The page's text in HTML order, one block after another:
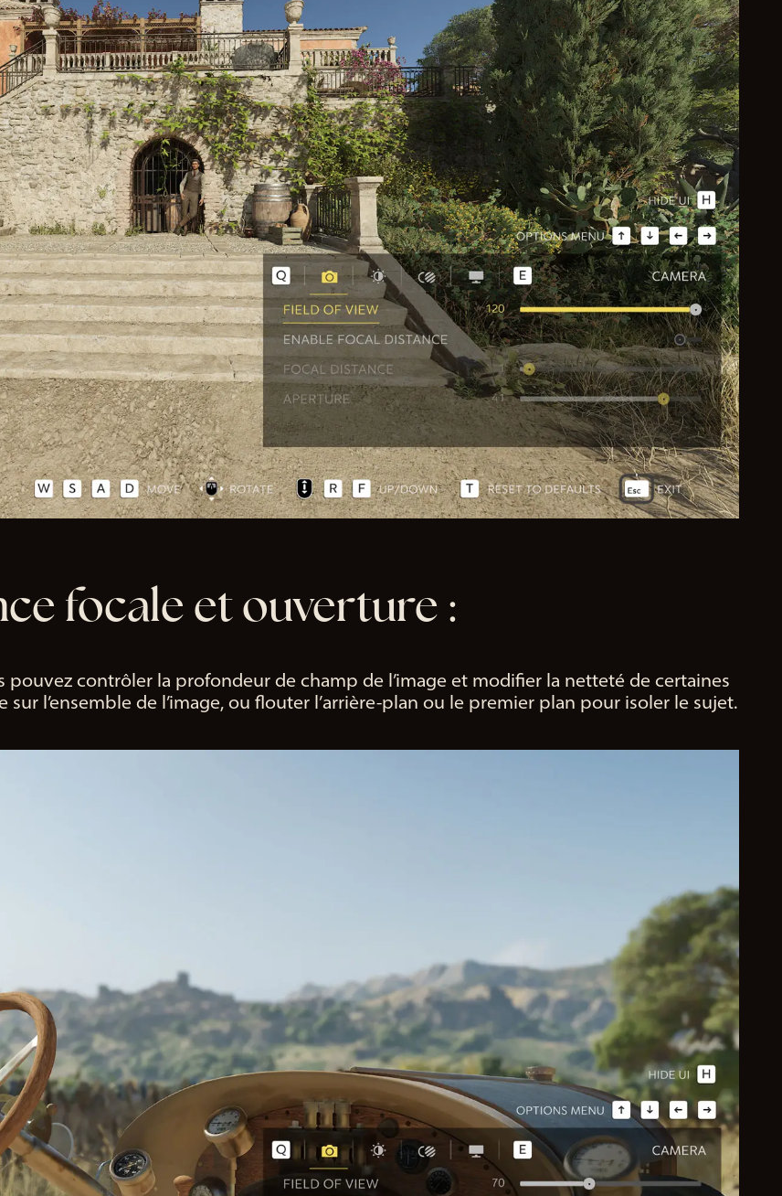
focale et ouverture :
pouvez contrôler la profondeur de champ de l’image et modifier la netteté de certaines
l’ensemble de l’image, ou flouter l’arrière-plan ou le premier plan pour isoler le sujet.